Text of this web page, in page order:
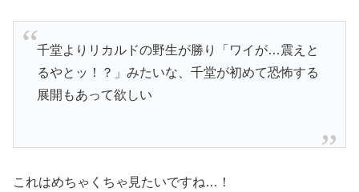
千堂よりリカルドの野生が勝り「ワイが…震えと
るやとッ！？」みたいな、千堂が初めて恐怖する
展開もあって欲しい
これはめちゃくちゃ見たいですね…！